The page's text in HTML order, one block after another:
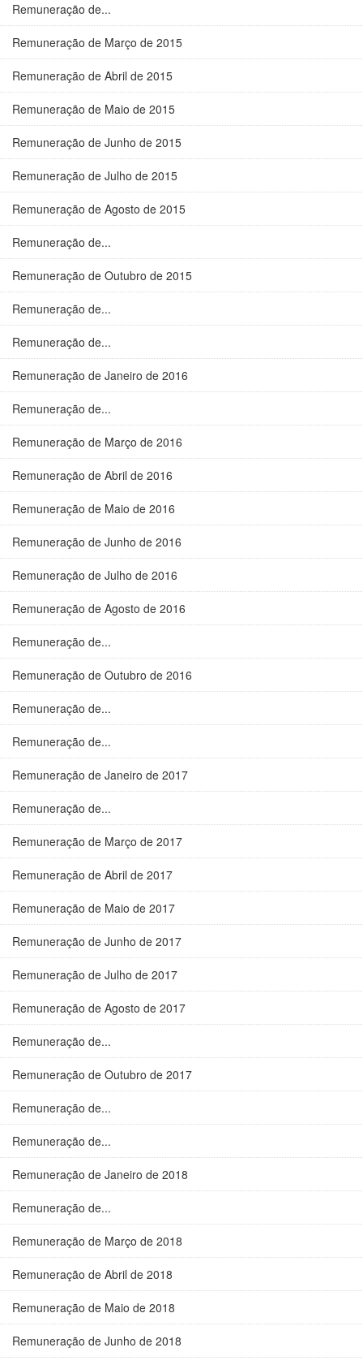
Remuneração de...
Remuneração de Março de 2015
Remuneração de Abril de 2015
Remuneração de Maio de 2015
Remuneração de Junho de 2015
Remuneração de Julho de 2015
Remuneração de Agosto de 2015
Remuneração de...
Remuneração de Outubro de 2015
Remuneração de...
Remuneração de...
Remuneração de Janeiro de 2016
Remuneração de...
Remuneração de Março de 2016
Remuneração de Abril de 2016
Remuneração de Maio de 2016
Remuneração de Junho de 2016
Remuneração de Julho de 2016
Remuneração de Agosto de 2016
Remuneração de...
Remuneração de Outubro de 2016
Remuneração de...
Remuneração de...
Remuneração de Janeiro de 2017
Remuneração de...
Remuneração de Março de 2017
Remuneração de Abril de 2017
Remuneração de Maio de 2017
Remuneração de Junho de 2017
Remuneração de Julho de 2017
Remuneração de Agosto de 2017
Remuneração de...
Remuneração de Outubro de 2017
Remuneração de...
Remuneração de...
Remuneração de Janeiro de 2018
Remuneração de...
Remuneração de Março de 2018
Remuneração de Abril de 2018
Remuneração de Maio de 2018
Remuneração de Junho de 2018